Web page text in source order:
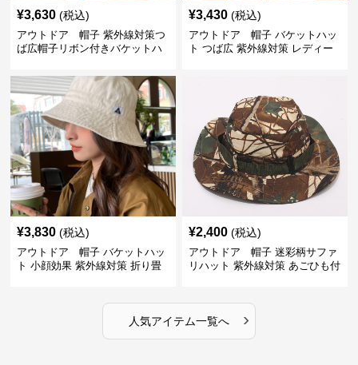
¥3,630 (税込)
アウトドア 帽子 紫外線対策つ
ば広帽子リボン付きバケットハ
¥3,430 (税込)
アウトドア 帽子 バケットハッ
ト つば広 紫外線対策 レディー
¥3,830 (税込)
アウトドア 帽子 バケットハッ
ト 小顔効果 紫外線対策 折り畳
¥2,400 (税込)
アウトドア 帽子 迷彩柄サファ
リハット 紫外線対策 あごひも付
人気アイテム一覧へ ›